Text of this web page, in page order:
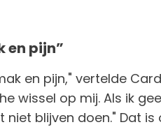
en pijn”
en pijn," vertelde
wissel op mij. Als ik
niet blijven doen." Dat